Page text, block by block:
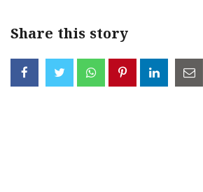
Share this story